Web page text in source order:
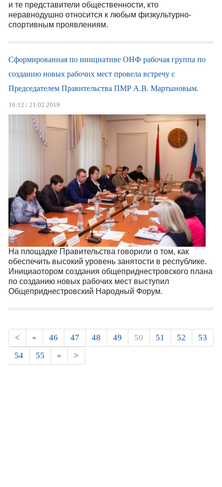
и те представители общественности, кто
неравнодушно относится к любым физкультурно-
спортивным проявлениям.
Сформированная по инициативе ОНФ рабочая группа по
созданию новых рабочих мест провела встречу с
Председателем Правительства ПМР А.В. Мартыновым.
16:12 / 21.02.2019
На площадке Правительства говорили о том, как
обеспечить высокий уровень занятости в республике.
Инициаотором создания общеприднестровского плана
по созданию новых рабочих мест выступил
Общеприднестровский Народный Форум.
< « 46 47 48 49 50 51 52
53
54
55 » >